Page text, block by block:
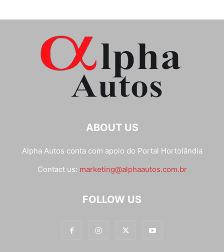
ABOUT US
Alpha Autos conta com apoio do Portal Hortolândia
Contact us: marketing@alphaautos.com.br
FOLLOW US